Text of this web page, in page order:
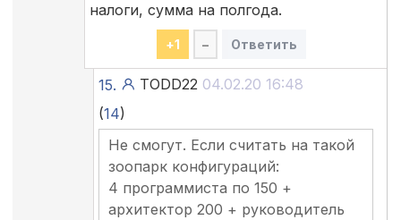
налоги, сумма на полгода.
+1 – Ответить
15. TODD22 04.02.20 16:48
(14)
Не смогут. Если считать на такой
зоопарк конфигураций:
4 программиста по 150 +
архитектор 200 + руководитель